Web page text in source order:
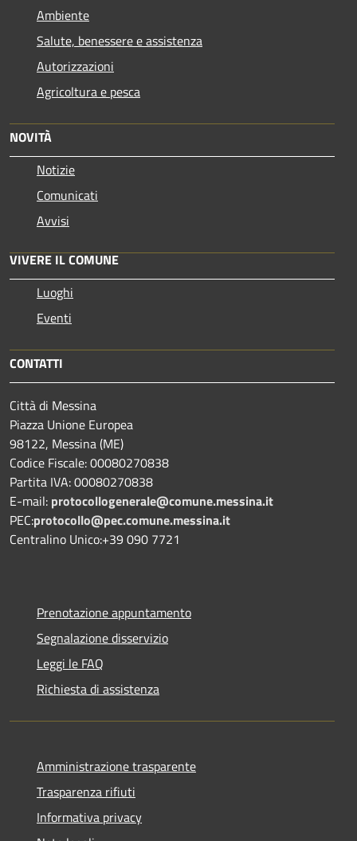
Ambiente
Salute, benessere e assistenza
Autorizzazioni
Agricoltura e pesca
NOVITÀ
Notizie
Comunicati
Avvisi
VIVERE IL COMUNE
Luoghi
Eventi
CONTATTI
Città di Messina
Piazza Unione Europea
98122, Messina (ME)
Codice Fiscale: 00080270838
Partita IVA: 00080270838
E-mail: protocollogenerale@comune.messina.it
PEC:protocollo@pec.comune.messina.it
Centralino Unico:+39 090 7721
Prenotazione appuntamento
Segnalazione disservizio
Leggi le FAQ
Richiesta di assistenza
Amministrazione trasparente
Trasparenza rifiuti
Informativa privacy